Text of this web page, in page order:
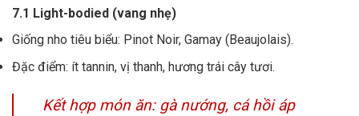
7.1 Light-bodied (vang nhẹ)
Giống nho tiêu biểu: Pinot Noir, Gamay (Beaujolais).
Đặc điểm: ít tannin, vị thanh, hương trái cây tươi.
Kết hợp món ăn: gà nướng, cá hồi áp